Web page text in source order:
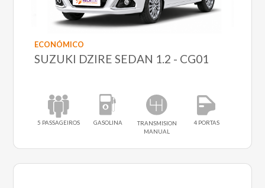
ECONÓMICO
SUZUKI DZIRE SEDAN 1.2 - CG01
5 PASSAGEIROS GASOLINA
TRANSMISION
MANUAL
4 PORTAS